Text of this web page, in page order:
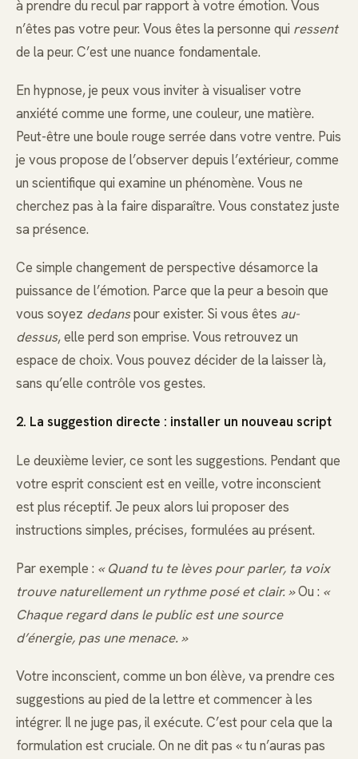
à prendre du recul par rapport à votre émotion. Vous
n’êtes pas votre peur. Vous êtes la personne qui ressent
de la peur. C’est une nuance fondamentale.
En hypnose, je peux vous inviter à visualiser votre
anxiété comme une forme, une couleur, une matière.
Peut-être une boule rouge serrée dans votre ventre. Puis
je vous propose de l’observer depuis l’extérieur, comme
un scientifique qui examine un phénomène. Vous ne
cherchez pas à la faire disparaître. Vous constatez juste
sa présence.
Ce simple changement de perspective désamorce la
puissance de l’émotion. Parce que la peur a besoin que
vous soyez dedanspour exister. Si vous êtes au-
dessus, elle perd son emprise. Vous retrouvez un
espace de choix. Vous pouvez décider de la laisser là,
sans qu’elle contrôle vos gestes.
2. La suggestion directe : installer un nouveau script
Le deuxième levier, ce sont les suggestions. Pendant que
votre esprit conscient est en veille, votre inconscient
est plus réceptif. Je peux alors lui proposer des
instructions simples, précises, formulées au présent.
Par exemple : « Quand tu te lèves pour parler, ta voix
trouve naturellement un rythme posé et clair. »Ou : «
Chaque regard dans le public est une source
d’énergie, pas une menace. »
Votre inconscient, comme un bon élève, va prendre ces
suggestions au pied de la lettre et commencer à les
intégrer. Il ne juge pas, il exécute. C’est pour cela que la
formulation est cruciale. On ne dit pas « tu n’auras pas